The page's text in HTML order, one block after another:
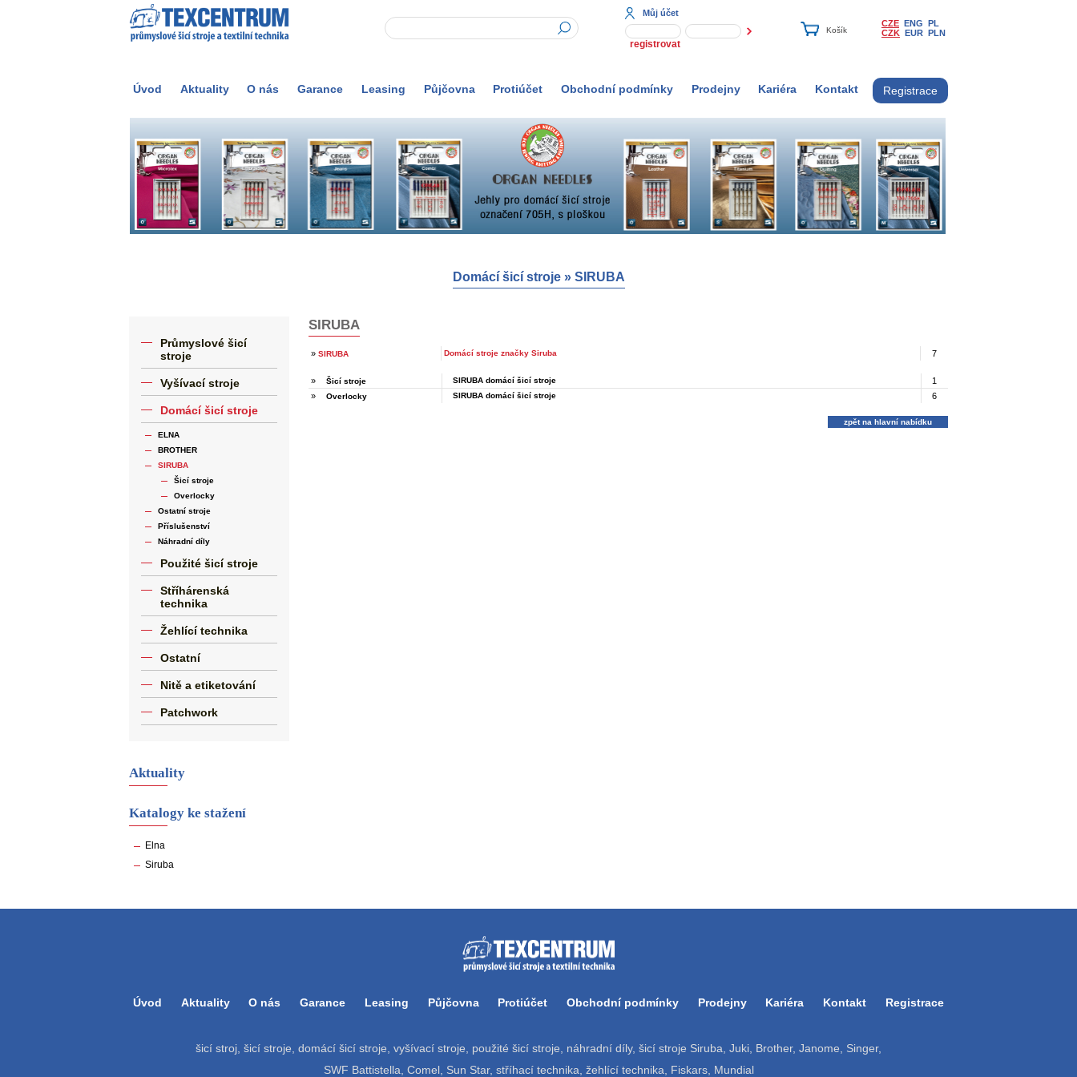
Můj účet
registrovat
CZE ENG PL
CZK EUR PLN
Úvod Aktuality O nás Garance Leasing Půjčovna Protiúčet Obchodní podmínky Prodejny Kariéra Kontakt Registrace
Domácí šicí stroje» SIRUBA
Průmyslové šicí
stroje
Vyšívací stroje
Domácí šicí stroje
ELNA
BROTHER
SIRUBA
Šicí stroje
Overlocky
Ostatní stroje
Příslušenství
Náhradní díly
Použité šicí stroje
Stříhárenská
technika
Žehlící technika
Ostatní
Nitě a etiketování
Patchwork
Aktuality
Katalogy ke stažení
Elna
Siruba
SIRUBA
» SIRUBA Domácí stroje značky Siruba 7
» Šicí stroje SIRUBA domácí šicí stroje
1
»
Overlocky SIRUBA domácí šicí stroje 6
zpět na hlavní nabídku
Úvod Aktuality O nás Garance Leasing Půjčovna Protiúčet Obchodní podmínky Prodejny Kariéra Kontakt Registrace
šicí stroj, šicí stroje, domácí šicí stroje, vyšívací stroje, použité šicí stroje, náhradní díly, šicí stroje Siruba, Juki, Brother, Janome, Singer,
SWF Battistella, Comel, Sun Star, stříhací technika, žehlící technika, Fiskars, Mundial